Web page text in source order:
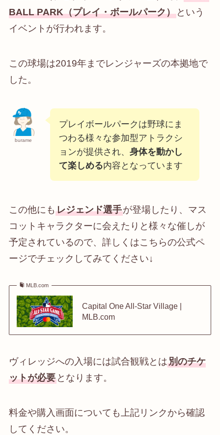
BALL PARK（プレイ・ボールパーク）という
イベントが行われます。
この球場は2019年までレンジャーズの本拠地で
した。
burame
プレイボールパークは野球にま
つわる様々な参加型アトラクシ
ョンが提供され、 身体を動かし
て楽しめる内容となっています
この他にも レジェンド選手が登場したり、マス
コットキャラクターに会えたりと様々な催しが
予定されているので、詳しくはこちらの公式ペ
ージでチェックしてみてください↓
MLB.com
Capital One All-Star Village |
MLB.com
ヴィレッジへの入場には試合観戦とは別のチケ
ットが必要となります。
料金や購入画面についても上記リンクから確認
してください。